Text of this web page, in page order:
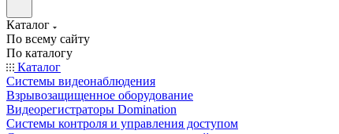
Каталог
По всему сайту
По каталогу
Каталог
Системы видеонаблюдения
Взрывозащищенное оборудование
Видеорегистраторы Domination
Системы контроля и управления доступом